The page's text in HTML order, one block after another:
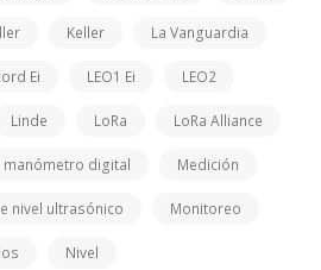
Keller La Vanguardia
Ei LEO1 Ei LEO2
Linde LoRa LoRa Alliance
manómetro digital Medición
nivel ultrasónico Monitoreo
Nivel